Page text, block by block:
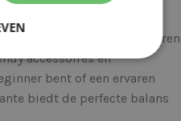
Dit
is ideaal voor het creëren
accessoires en
bent of een ervaren
biedt de perfecte balans